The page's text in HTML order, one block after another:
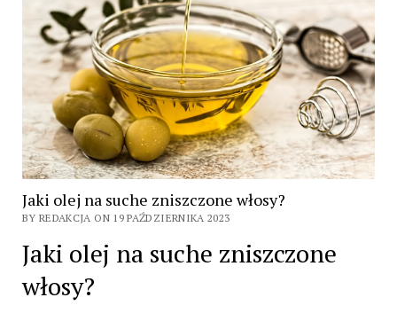
Jaki olej na suche zniszczone włosy?
BY REDAKCJA ON 19 PAŹDZIERNIKA 2023
Jaki olej na suche zniszczone
włosy?